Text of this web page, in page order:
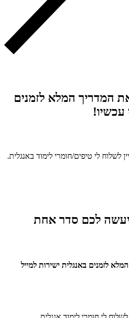
המדריך המלא לזמנים
עכשיו!
לשלוח לי טיפים/חומרי לימוד באנגלית.
לכם סדר אחת
לזמנים באנגלית ישירות למייל